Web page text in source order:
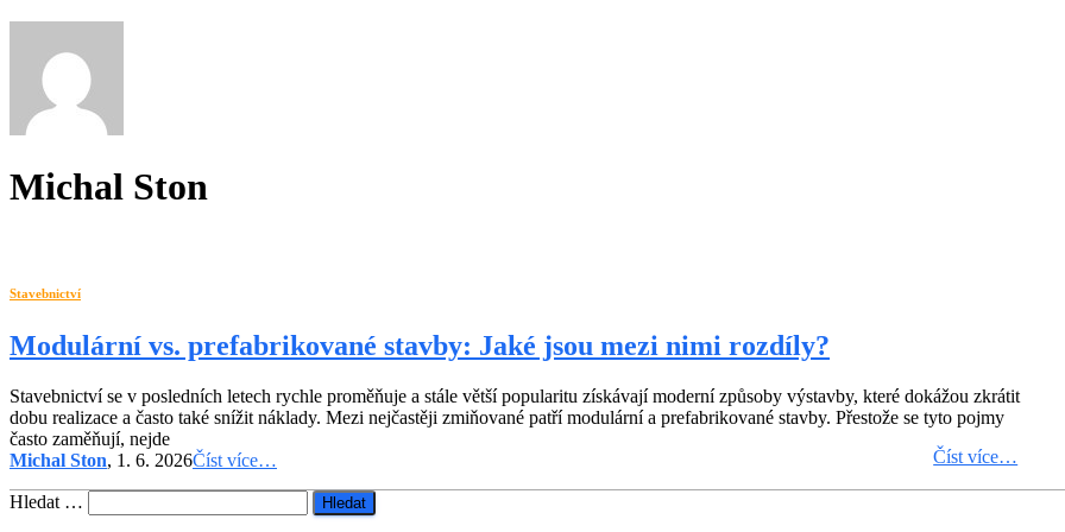
Michal Ston
Stavebnictví
Modulární vs. prefabrikované stavby: Jaké jsou mezi nimi rozdíly?
Stavebnictví se v posledních letech rychle proměňuje a stále větší popularitu získávají moderní způsoby výstavby, které dokážou zkrátit
dobu realizace a často také snížit náklady. Mezi nejčastěji zmiňované patří modulární a prefabrikované stavby. Přestože se tyto pojmy
často zaměňují, nejde
Číst více…
Michal Ston, 1. 6. 2026Číst více…
Vyhledávání
Hledat …